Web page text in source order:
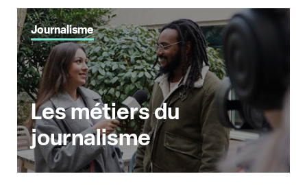
Journalisme
Les métiers du
journalisme